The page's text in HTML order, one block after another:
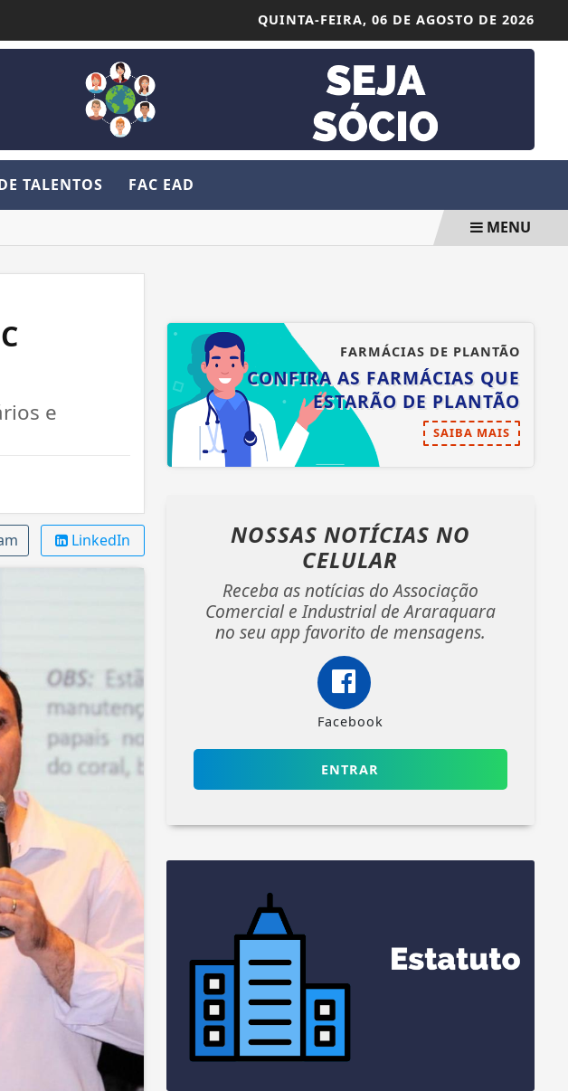
QUINTA-FEIRA, 06 DE AGOSTO DE 2026
TALENTOS FAC EAD
MENU
e
LinkedIn
FARMÁCIAS DE PLANTÃO
CONFIRA AS FARMÁCIAS QUE
ESTARÃO DE PLANTÃO
SAIBA MAIS
NOSSAS NOTÍCIAS NO
CELULAR
Receba as notícias do Associação
Comercial e Industrial de Araraquara
no seu app favorito de mensagens.
Facebook
ENTRAR